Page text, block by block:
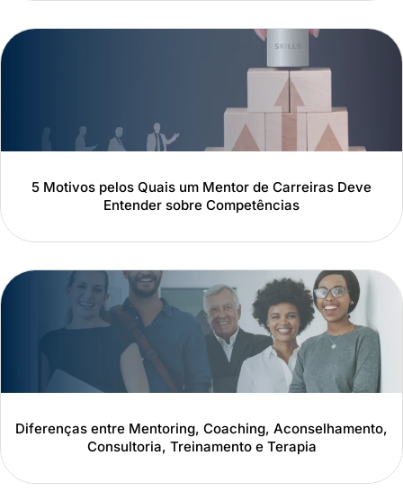
5 Motivos pelos Quais um Mentor de Carreiras Deve
Entender sobre Competências
Diferenças entre Mentoring, Coaching, Aconselhamento,
Consultoria, Treinamento e Terapia